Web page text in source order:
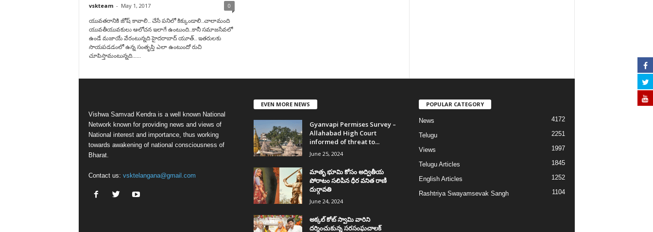
vskteam - May 1, 2017 0
యువతరానికి జోష్ కావాలి.. చేసే పనిలో కిక్కుండాలి..చాలామంది
యువతీయువకులు ఆలోచన ఇలాగే ఉంటుంది..కానీ సమాజసేవలో
ఉండే మజాయే వేరంటున్నది హైదరాబాద్ యూత్.. ఇతరులకు
సాయపడడంలో ఉన్న సంతృప్తి ఎలా ఉంటుందో రుచి
చూపిస్తామంటున్నది......
Vishwa Samvad Kendra is a well known National
Network known for providing news and views of
National interest and importance, thus working
towards awakening of national consciousness of
Bharat.
Contact us: vsktelangana@gmail.com
EVEN MORE NEWS
Gyanvapi Permises Survey –
Allahabad High Court
informed of threat to...
June 25, 2024
మాతృ భూమి కోసం అద్వితీయ
పోరాటం సలిపిన ధీర వనిత రాణి
దుర్గావతి
June 24, 2024
అక్కల్‌ కోట్‌ స్వామి వారిని
దర్శించుకున్న సరసంఘచాలక్
POPULAR CATEGORY
News 4172
Telugu 2251
Views 1997
Telugu Articles 1845
English Articles 1252
Rashtriya Swayamsevak Sangh 1104